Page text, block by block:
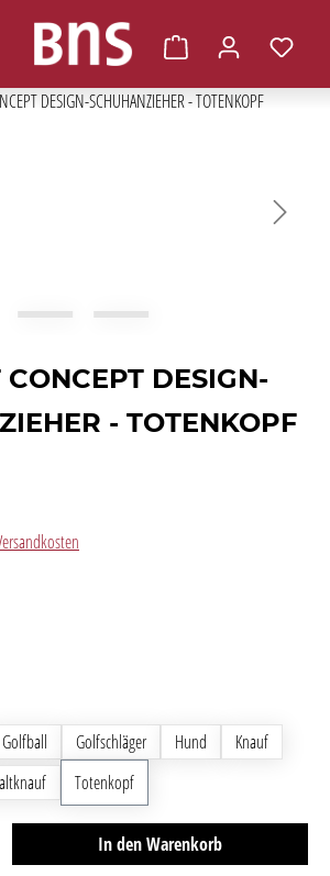
Warenkorb enthält
DESIGN-
- TOTENKOPF
Golfball Golfschläger Hund
Knauf
Totenkopf
den gewünschten Wert ein oder
In den Warenkorb